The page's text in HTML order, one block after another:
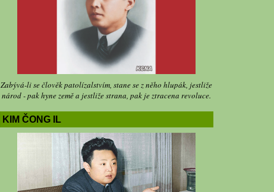
Zabývá-li se člověk patolízalstvím, stane se z něho hlupák, jestliže
národ - pak hyne země a jestliže strana, pak je ztracena revoluce.
KIM ČONG IL